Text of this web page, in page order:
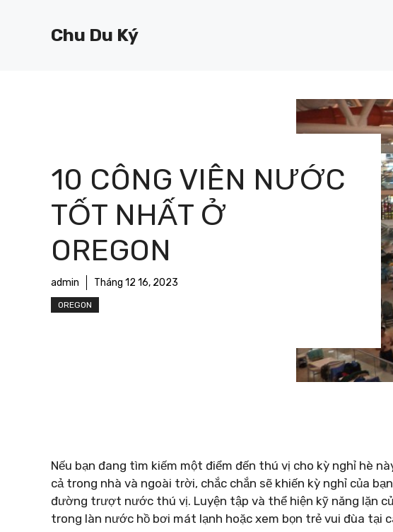
Chu Du Ký
10 CÔNG VIÊN NƯỚC
TỐT NHẤT Ở
OREGON
admin Tháng 12 16, 2023
OREGON
Nếu bạn đang tìm kiếm một điểm đến thú vị cho kỳ nghỉ hè
cả trong nhà và ngoài trời, chắc chắn sẽ khiến kỳ nghỉ của
đường trượt nước thú vị. Luyện tập và thể hiện kỹ năng lặn
trong làn nước hồ bơi mát lạnh hoặc xem bọn trẻ vui đùa tại